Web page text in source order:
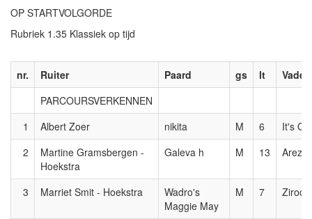
OP STARTVOLGORDE
Rubriek 1.35 Klassiek op tijd
nr. Ruiter Paard gs lt
Vader
PARCOURSVERKENNEN
1
Albert Zoer nikita M 6
It's
2
Martine Gramsbergen -
Hoekstra
Galeva h M 13
3 Marriet Smit - Hoekstra
Wadro's
Maggie May
M 7